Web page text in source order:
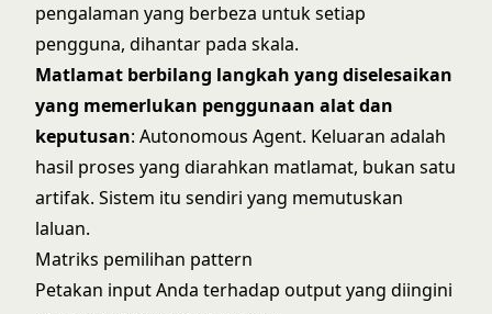
pengalaman yang berbeza untuk setiap
pengguna, dihantar pada skala.
Matlamat berbilang langkah yang diselesaikan
yang memerlukan penggunaan alat dan
keputusan: Autonomous Agent. Keluaran adalah
hasil proses yang diarahkan matlamat, bukan satu
artifak. Sistem itu sendiri yang memutuskan
laluan.
Matriks pemilihan pattern
Petakan input Anda terhadap output yang diingini